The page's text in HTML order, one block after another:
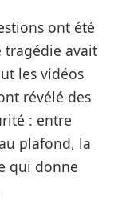
ont été
tragédie avait
les vidéos
révélé des
: entre
plafond, la
qui donne